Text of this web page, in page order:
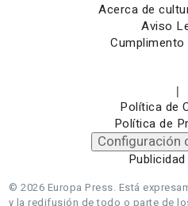
Acerca de
Aviso
|
Política de
Política de
Configuración
© 2026 Europa Press. Está
y la redifusión de todo o parte de